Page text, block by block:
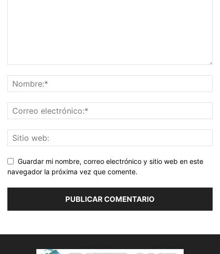
Guardar mi nombre, correo electrónico y sitio web en este
navegador la próxima vez que comente.